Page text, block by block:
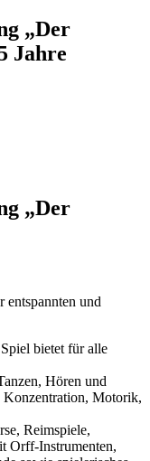
„Der
Jahre
„Der
entspannten und
bietet für alle
Hören und
Motorik,
Reimspiele,
Orff-Instrumenten,